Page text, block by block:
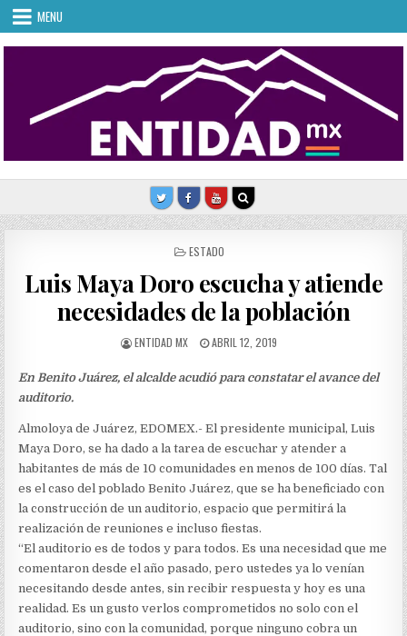
Skip
content
MENU
POSTED
ESTADO
Luis Maya Doro escucha y atiende
necesidades de la población
AUTHOR:
ENTIDAD MX
PUBLISHED
ABRIL 12, 2019
En Benito Juárez, el alcalde acudió para constatar el avance del
auditorio.
Almoloya de Juárez, EDOMEX.- El presidente municipal, Luis
Maya Doro, se ha dado a la tarea de escuchar y atender a
habitantes de más de 10 comunidades en menos de 100 días. Tal
es el caso del poblado Benito Juárez, que se ha beneficiado con
la construcción de un auditorio, espacio que permitirá la
realización de reuniones e incluso fiestas.
“El auditorio es de todos y para todos. Es una necesidad que me
comentaron desde el año pasado, pero ustedes ya lo venían
necesitando desde antes, sin recibir respuesta y hoy es una
realidad. Es un gusto verlos comprometidos no solo con el
auditorio, sino con la comunidad, porque ninguno cobra un